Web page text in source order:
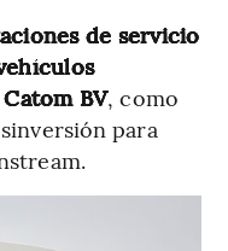
de servicio
BV, como
para